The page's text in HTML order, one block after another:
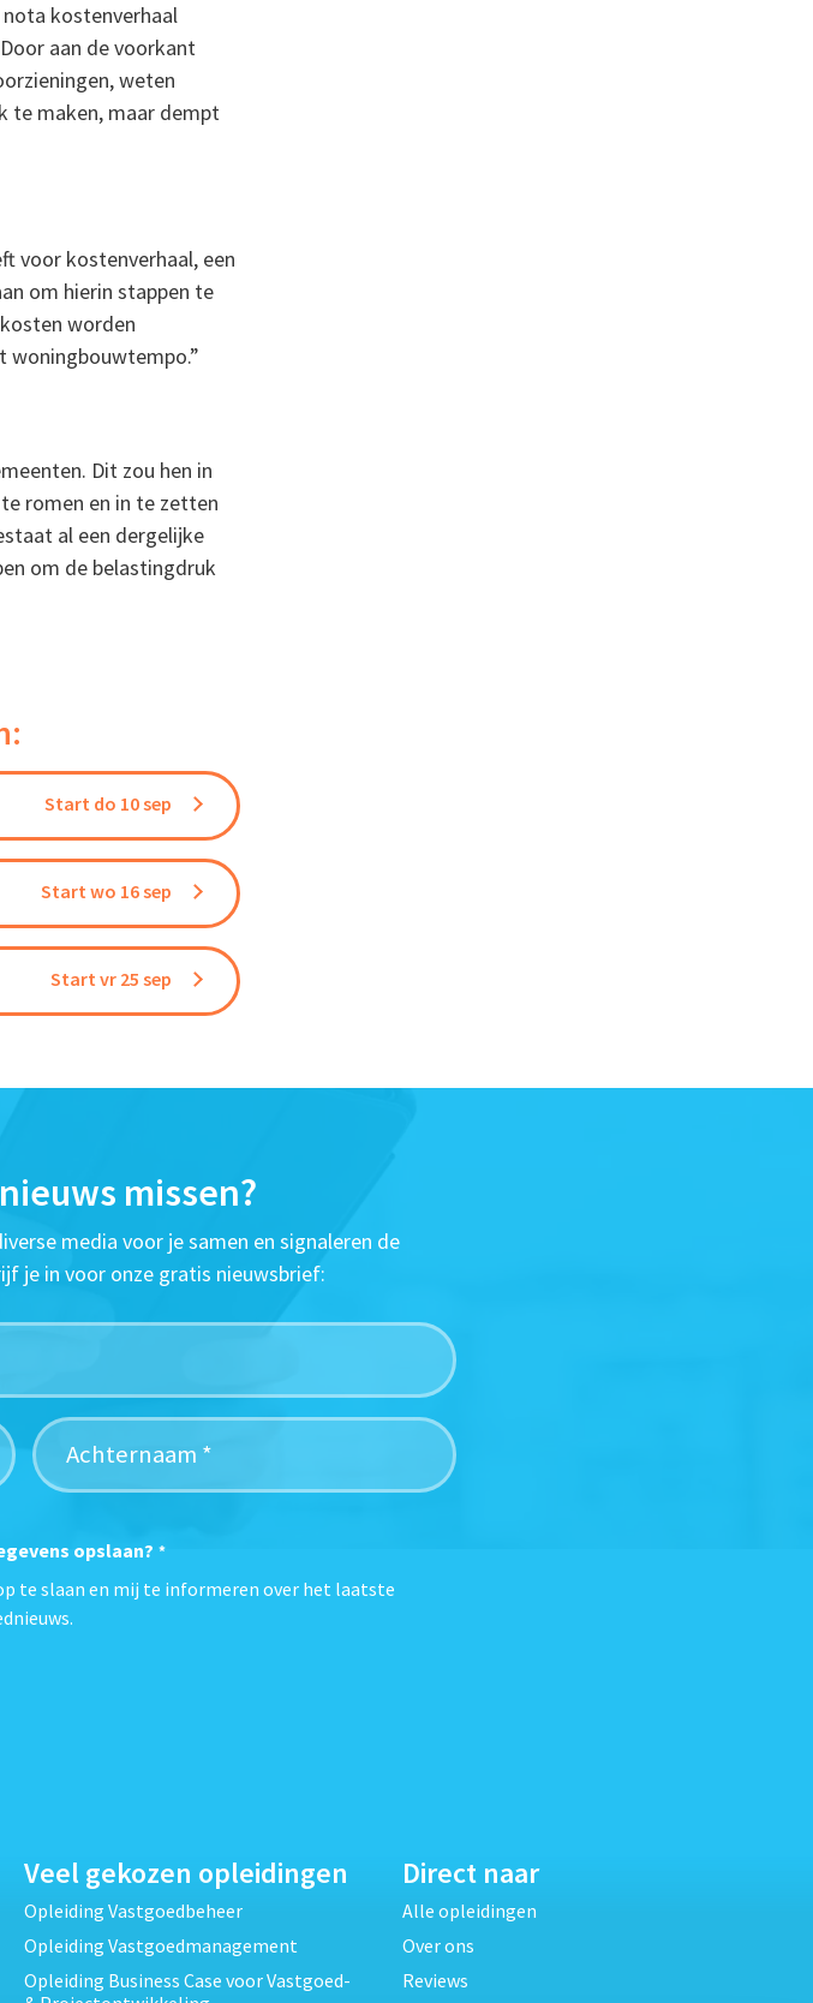
kostenverhaal
aan de voorkant
weten
te maken, maar dempt
voor kostenverhaal, een
om hierin stappen te
worden
Dit zou hen in
romen en in te zetten
al een dergelijke
om de belastingdruk
Start do 10 sep
Start wo 16 sep
Start vr 25 sep
missen?
media voor je samen en signaleren de
je in voor onze gratis nieuwsbrief:
opslaan? *
te slaan en mij te informeren over het laatste
Veel gekozen opleidingen
Opleiding Vastgoedbeheer
Opleiding Vastgoedmanagement
Opleiding Business Case voor Vastgoed-
Direct naar
Alle opleidingen
Over ons
Reviews